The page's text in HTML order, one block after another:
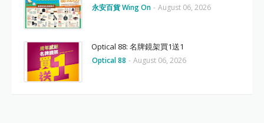
永安百貨 Wing On - August 06, 2026
Optical 88: 名牌鏡架買1送1
Optical 88 - August 06, 2026